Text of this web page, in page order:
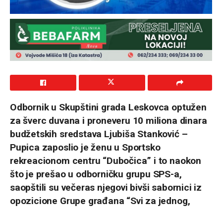
Odbornik u Skupštini grada Leskovca optužen
za šverc duvana i proneveru 10 miliona dinara
budžetskih sredstava Ljubiša Stanković –
Pupica zaposlio je ženu u Sportsko
rekreacionom centru “Dubočica” i to naokon
što je prešao u odborničku grupu SPS-a,
saopštili su večeras njegovi bivši sabornici iz
opozicione Grupe građana “Svi za jednog,